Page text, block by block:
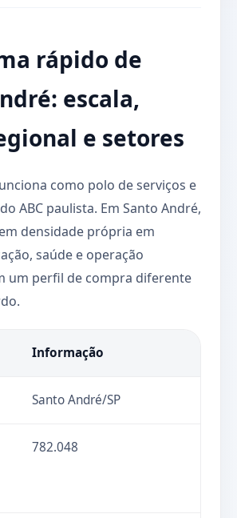
rápido de
escala,
e setores
como polo de serviços e
ABC paulista. Em Santo André,
densidade própria em
saúde e operação
um perfil de compra diferente
Informação
Santo André/SP
782.048